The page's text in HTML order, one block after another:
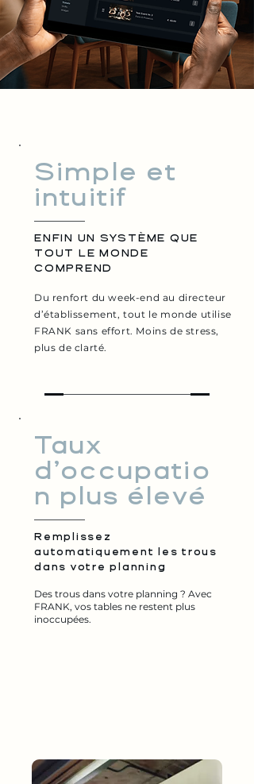
Simple et
intuitif
ENFIN UN SYSTÈME QUE
TOUT LE MONDE
COMPREND
Du renfort du week-end au directeur
d’établissement, tout le monde utilise
FRANK sans effort. Moins de stress,
plus de clarté.
Taux
d’occupatio
n plus élevé
Remplissez
automatiquement les trous
dans votre planning
Des trous dans votre planning ? Avec
FRANK, vos tables ne restent plus
inoccupées.